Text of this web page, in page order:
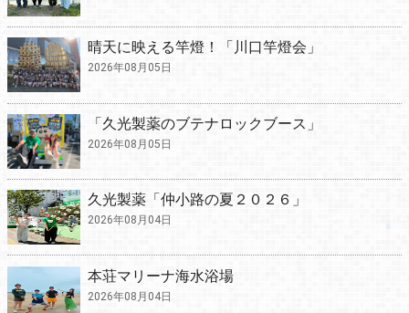
晴天に映える竿燈！「川口竿燈会」
2026年08月05日
「久光製薬のブテナロックブース」
2026年08月05日
久光製薬「仲小路の夏２０２６」
2026年08月04日
本荘マリーナ海水浴場
2026年08月04日